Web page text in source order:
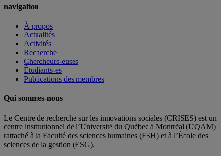
navigation
À propos
Actualités
Activités
Recherche
Chercheurs-euses
Étudiants-es
Publications des membres
Qui sommes-nous
Le Centre de recherche sur les innovations sociales (CRISES) est un
centre institutionnel de l’Université du Québec à Montréal (UQAM)
rattaché à la Faculté des sciences humaines (FSH) et à l’École des
sciences de la gestion (ESG).